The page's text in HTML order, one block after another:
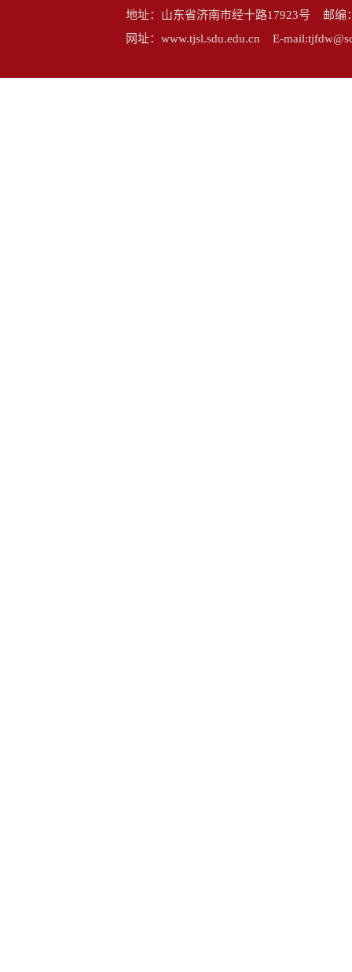
地址：山东省济南市经十路17923号 邮
网址：www.tjsl.sdu.edu.cn E-